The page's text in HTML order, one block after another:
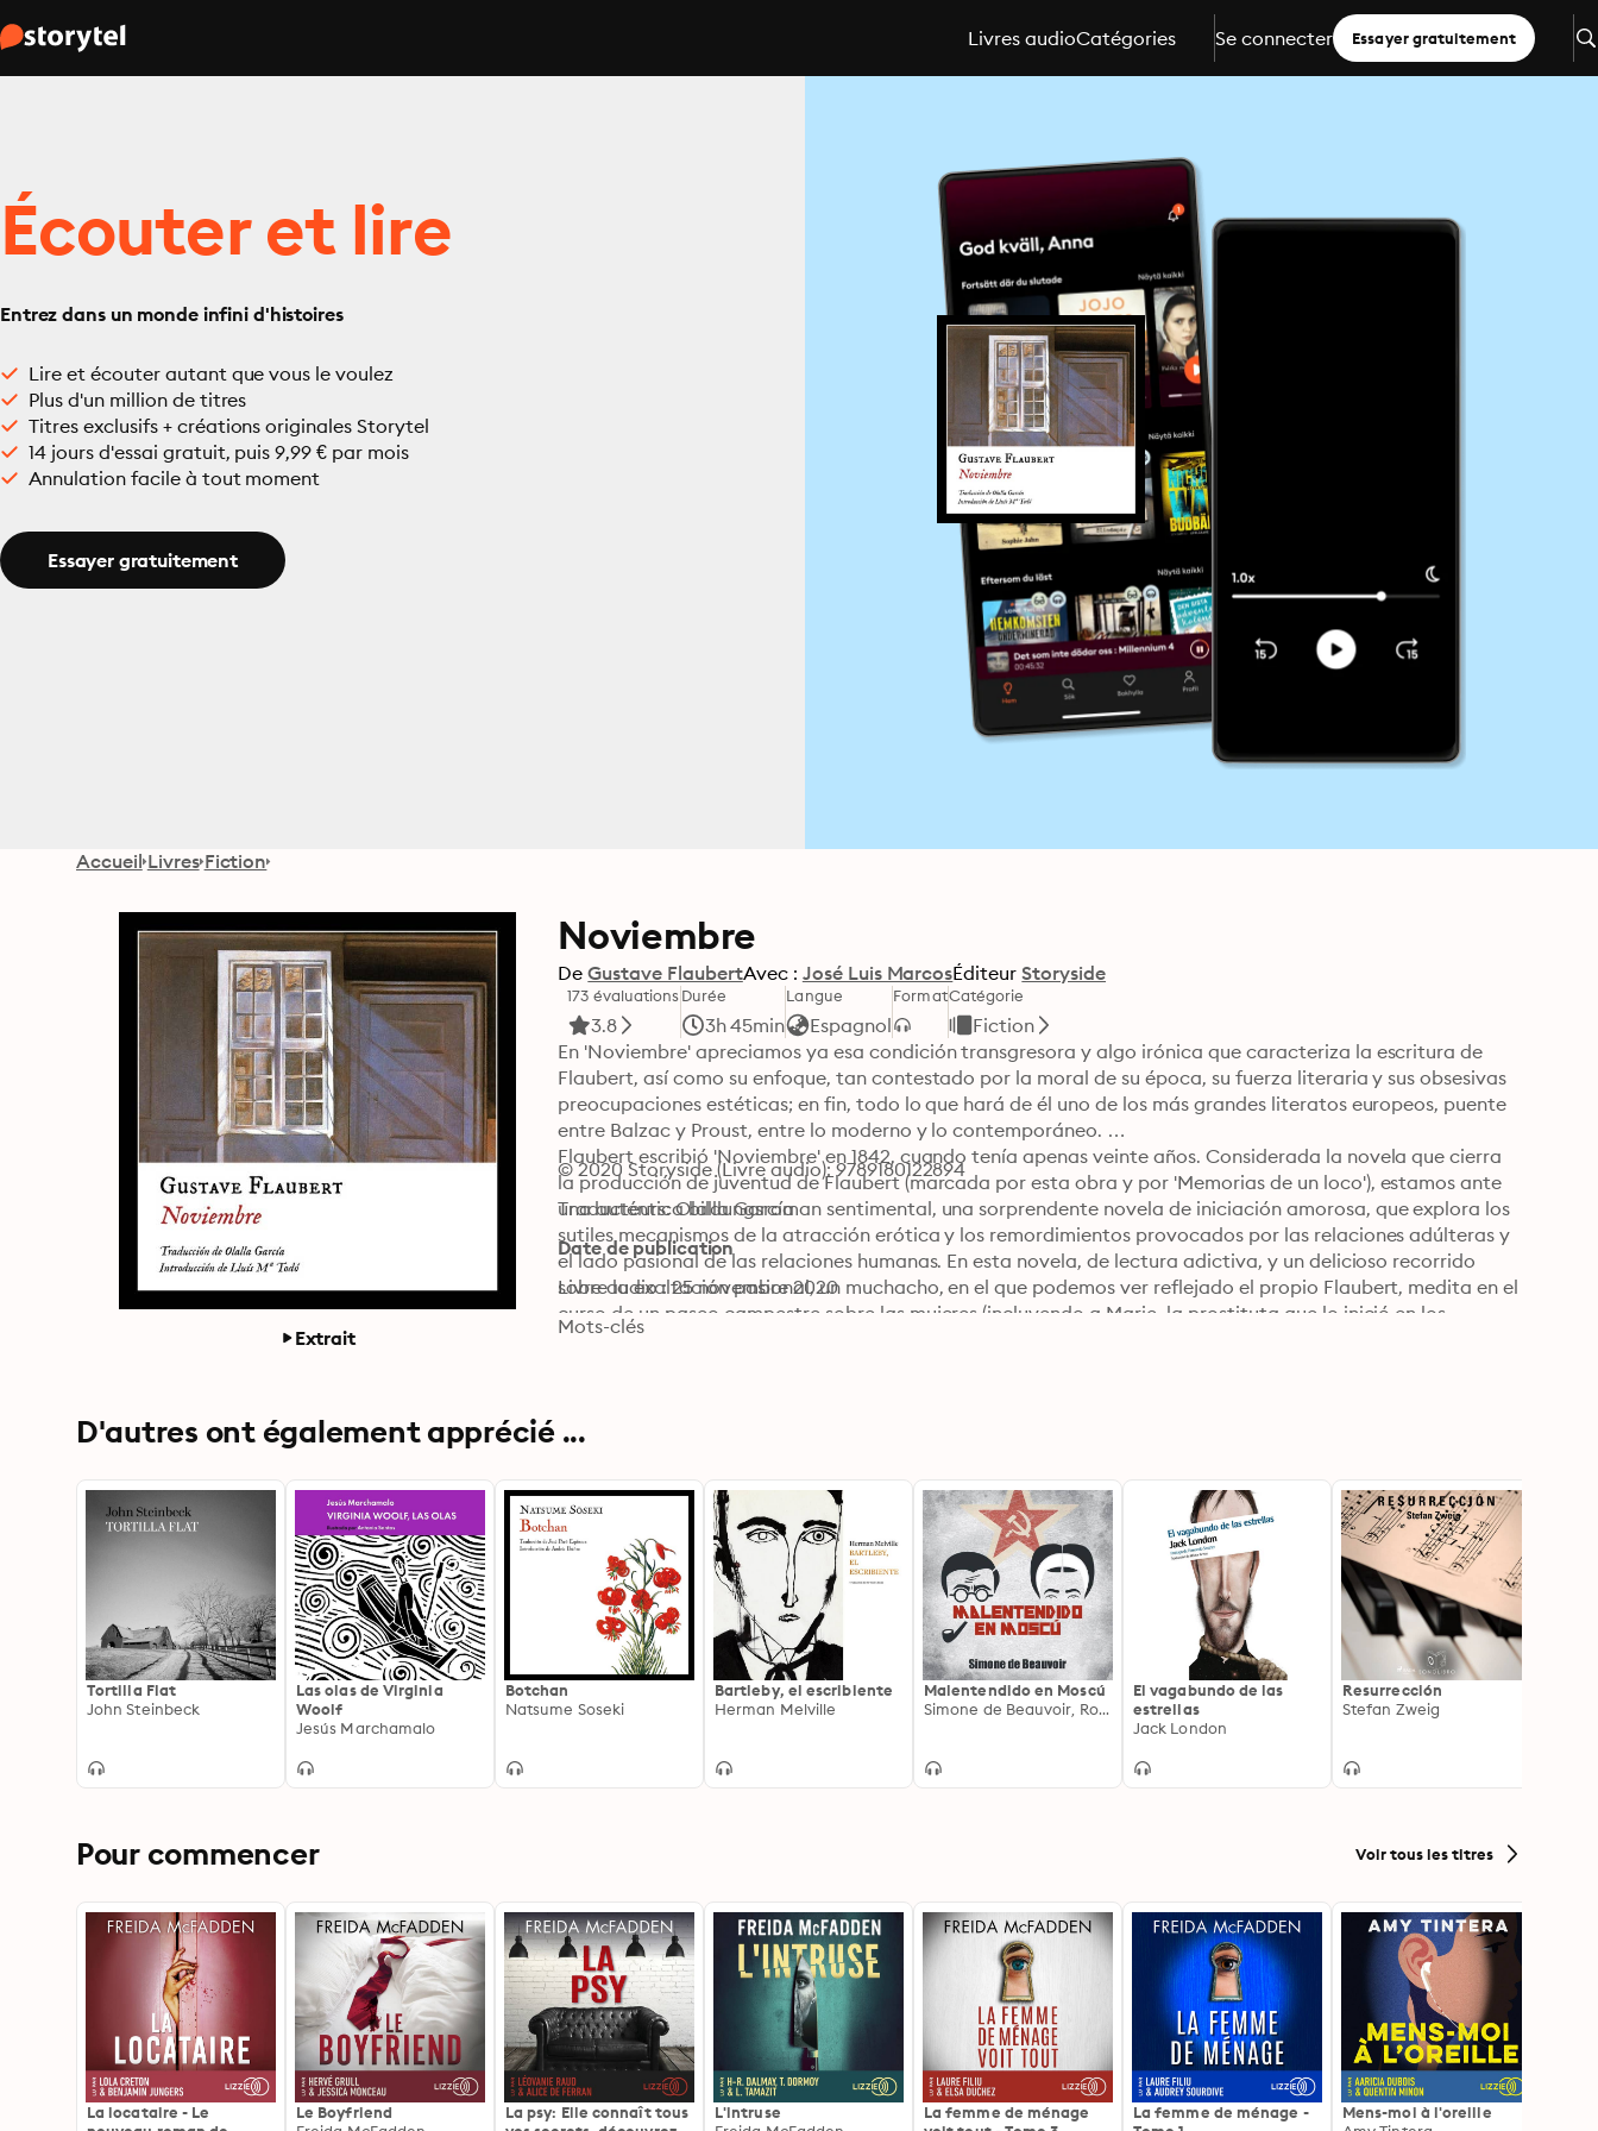
Livres audioCatégories Se connecter Essayer gratuitement
Écouter et lire
Entrez dans un monde infini d'histoires
Lire et écouter autant que vous le voulez
Plus d'un million de titres
Titres exclusifs + créations originales Storytel
14 jours d'essai gratuit, puis 9,99 € par mois
Annulation facile à tout moment
Essayer gratuitement
Accueil Livres Fiction
Extrait
Noviembre
De Gustave FlaubertAvec : José Luis MarcosÉditeur Storyside
173 évaluations
3.8
Durée
3h 45min
Langue
Espagnol
FormatCatégorie
Fiction
En 'Noviembre' apreciamos ya esa condición transgresora y algo irónica que caracteriza la escritura de
Flaubert, así como su enfoque, tan contestado por la moral de su época, su fuerza literaria y sus obsesivas
preocupaciones estéticas; en fin, todo lo que hará de él uno de los más grandes literatos europeos, puente
entre Balzac y Proust, entre lo moderno y lo contemporáneo.
Flaubert escribió 'Noviembre' en 1842, cuando tenía apenas veinte años. Considerada la novela que cierra
la producción de juventud de Flaubert (marcada por esta obra y por 'Memorias de un loco'), estamos ante
una auténtica bildungsroman sentimental, una sorprendente novela de iniciación amorosa, que explora los
sutiles mecanismos de la atracción erótica y los remordimientos provocados por las relaciones adúlteras y
el lado pasional de las relaciones humanas. En esta novela, de lectura adictiva, y un delicioso recorrido
sobre la exaltación pasional, un muchacho, en el que podemos ver reflejado el propio Flaubert, medita en el
curso de un paseo campestre sobre las mujeres (incluyendo a Marie, la prostituta que lo inició en los
secretos de la carne, y que es, a partes iguales, «la mujer angélica e intocable, y la hembra fatal armada de
considerada por él como «ejercicios de estilo»), pero que siempre consideró con un cariño especial, es una
profundidad psicológica presagia ya el estilo de obras futuras como 'Madame Bovary' o 'La educación
sentimental'.
© 2020 Storyside (Livre audio): 9789180122894
Traducteurs: Olalla García
Date de publication
Livre audio : 25 novembre 2020
Mots-clés
D'autres ont également apprécié ...
Tortilla Flat
John Steinbeck
Las olas de Virginia
Woolf
Jesús Marchamalo
Botchan
Natsume Soseki
Bartleby, el escribiente
Herman Melville
Malentendido en Moscú
Simone de Beauvoir, Rosa Regàs
El vagabundo de las
estrellas
Jack London
Resurrección
Stefan Zweig
Pour commencer Voir tous les titres
La locataire - Le
Le Boyfriend
La psy: Elle connaît tous
L'intruse
La femme de ménage
La femme de ménage -
Mens-moi à l'oreille